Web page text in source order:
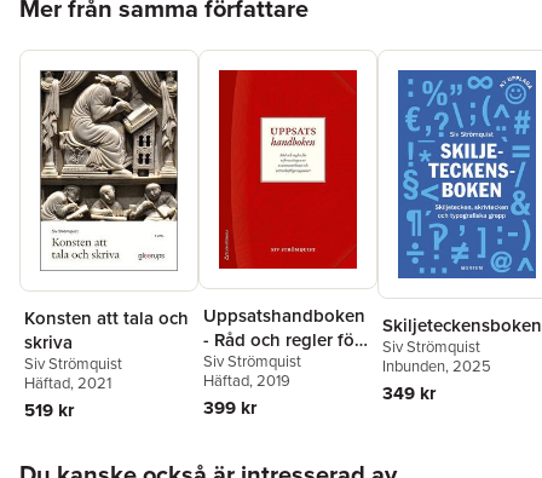
Siv Strömquist, docent i nordiska språk vid Uppsala universitet,
skrivande och språkriktighet. Under åren 1994–2012 svarade
hon regelbundet på läsarnas språkfrågor i Svenska Dagbladet.
Mer från samma författare
Konsten att tala och
skriva
Siv Strömquist
Häftad, 2021
519 kr
Uppsatshandboken
- Råd och regler för
utformningen av
examensarbeten och
vetenskapliga
Siv Strömquist
Häftad, 2019
399 kr
Skiljeteckensboken
Siv Strömquist
Inbunden, 2025
349 kr